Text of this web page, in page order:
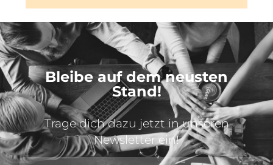
Bleibe auf dem neusten
Stand!
Trage dich dazu jetzt in unseren
Newsletter ein!